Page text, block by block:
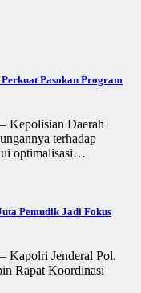
Pasokan Program
Kepolisian Daerah
terhadap
optimalisasi…
Pemudik Jadi Fokus
Kapolri Jenderal Pol.
Rapat Koordinasi